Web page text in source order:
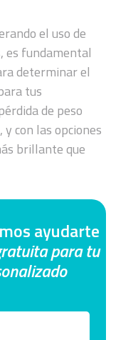
el uso de
es fundamental
determinar el
tus
de peso
con las opciones
brillante que
ayudarte
para tu